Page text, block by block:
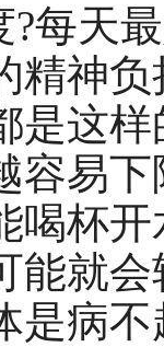
?每天
精神
是这
容易
喝杯
能就
是病